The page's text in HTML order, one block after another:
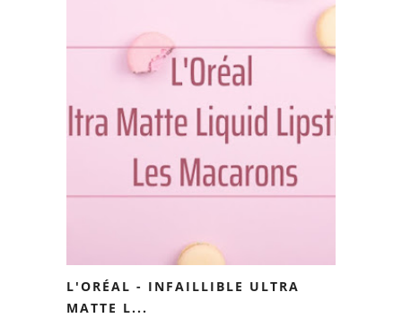
L'ORÉAL - INFAILLIBLE ULTRA
MATTE L...